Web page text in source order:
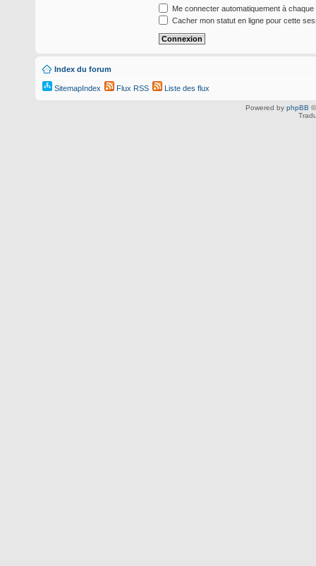
Me connecter automatiquement à chaque
Cacher mon statut en ligne pour cette
Index du forum
SitemapIndex Flux RSS Liste des flux
Powered by phpBB